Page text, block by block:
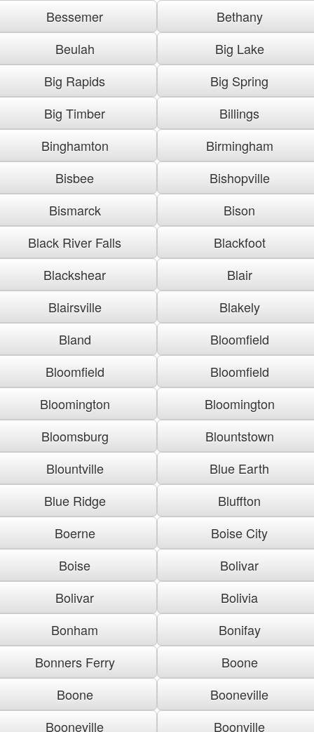
Bessemer
Bethany
Beulah
Big Lake
Big Rapids
Big Spring
Big Timber
Billings
Binghamton
Birmingham
Bisbee
Bishopville
Bismarck
Bison
Black River Falls
Blackfoot
Blackshear
Blair
Blairsville
Blakely
Bland
Bloomfield
Bloomfield
Bloomfield
Bloomington
Bloomington
Bloomsburg
Blountstown
Blountville
Blue Earth
Blue Ridge
Bluffton
Boerne
Boise City
Boise
Bolivar
Bolivar
Bolivia
Bonham
Bonifay
Bonners Ferry
Boone
Boone
Booneville
Booneville
Boonville